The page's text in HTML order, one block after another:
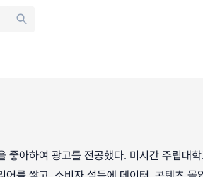
좋아하여 광고를 전공했다. 미시간 주립대